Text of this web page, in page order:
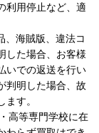
利用停止など、適
海賊版、違法コ
した場合、お客様
いでの返送を行い
判明した場合、故
す。
高等専門学校に在